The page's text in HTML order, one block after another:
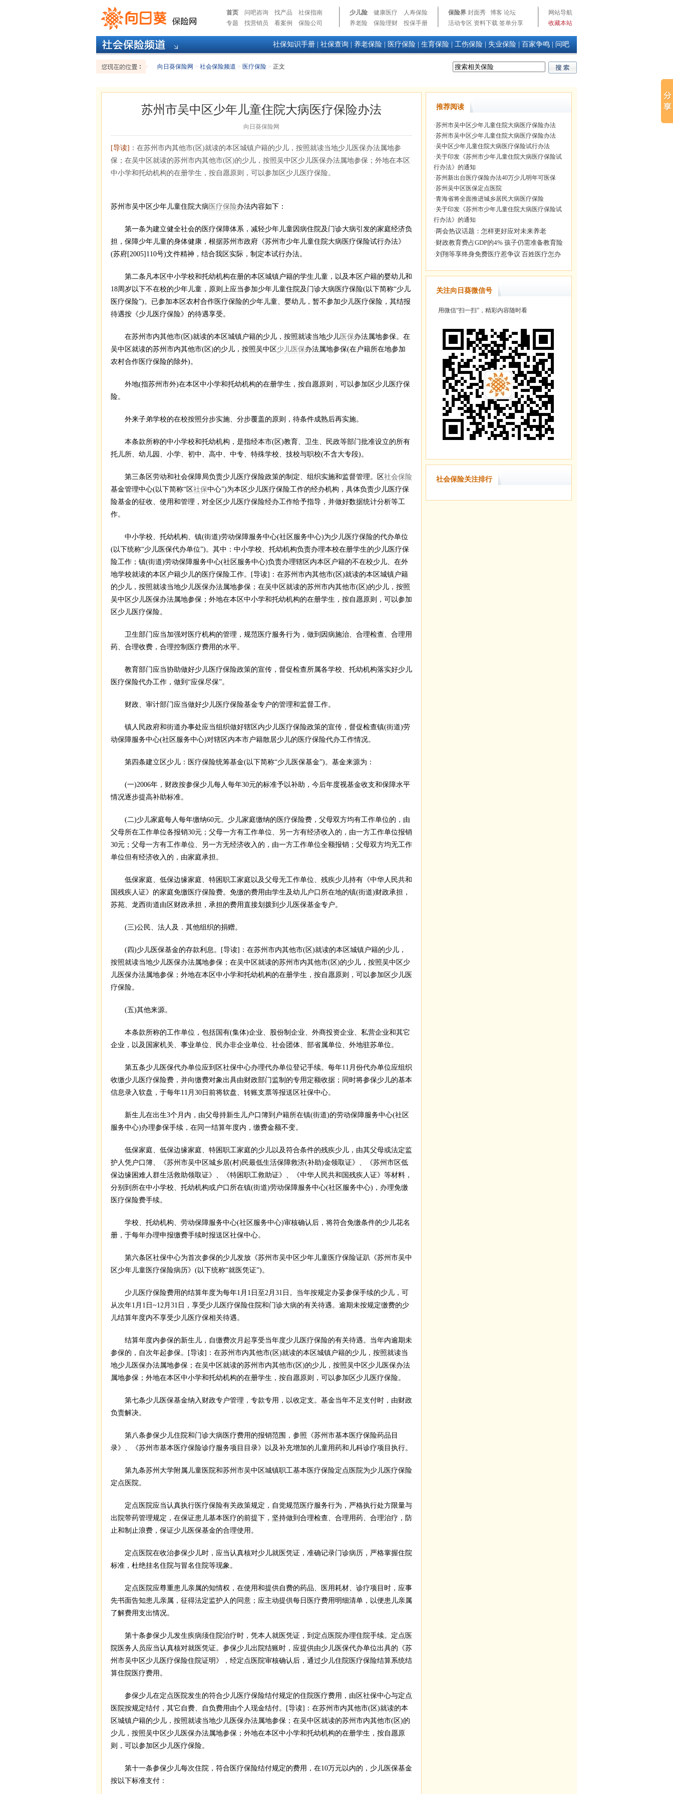
首页 问吧咨询 找产品
社保指南
专题
找营销员 看案例 保险公司
少儿险 健康医疗
人寿保险
养老险
保险理财 投保手册
保险界 封面秀 博客 论坛
活动专区 资料下载 签单分享
网站导航
收藏本站
社保知识手册 社保查询 养老保险 医疗保险 生育保险 工伤保险 失业保险 百家争鸣 问吧
向日葵保险网 > 社会保险频道 > 医疗保险 > 正文
苏州市吴中区少年儿童住院大病医疗保险办法
向日葵保险网
[导读] ：在苏州市内其他市(区)就读的本区城镇户籍的少儿，按照就读当地少儿医保办法属地参
保；在吴中区就读的苏州市内其他市(区)的少儿，按照吴中区少儿医保办法属地参保；外地在本区
中小学和托幼机构的在册学生，按自愿原则，可以参加区少儿医疗保险。
苏州市吴中区少年儿童住院大病 医疗保险办法内容如下：
第一条为建立健全社会的医疗保障体系，减轻少年儿童因病住院及门诊大病引发的家庭经济负
担，保障少年儿童的身体健康，根据苏州市政府《苏州市少年儿童住院大病医疗保险试行办法》
(苏府[2005]110号)文件精神，结合我区实际，制定本试行办法。
第二条凡本区中小学校和托幼机构在册的本区城镇户籍的学生儿童，以及本区户籍的婴幼儿和
18周岁以下不在校的少年儿童，原则上应当参加少年儿童住院及门诊大病医疗保险(以下简称“少儿
医疗保险”)。已参加本区农村合作医疗保险的少年儿童、婴幼儿，暂不参加少儿医疗保险，其结报
待遇按《少儿医疗保险》的待遇享受。
在苏州市内其他市(区)就读的本区城镇户籍的少儿，按照就读当地少儿 医保办法属地参保。在
吴中区就读的苏州市内其他市(区)的少儿，按照吴中区 少儿医保办法属地参保(在户籍所在地参加
农村合作医疗保险的除外)。
外地(指苏州市外)在本区中小学和托幼机构的在册学生，按自愿原则，可以参加区少儿医疗保
险。
外来子弟学校的在校按照分步实施、分步覆盖的原则，待条件成熟后再实施。
本条款所称的中小学校和托幼机构，是指经本市(区)教育、卫生、民政等部门批准设立的所有
托儿所、幼儿园、小学、初中、高中、中专、特殊学校、技校与职校(不含大专段)。
第三条区劳动和社会保障局负责少儿医疗保险政策的制定、组织实施和监督管理。区社会保险
基金管理中心(以下简称“区社保中心”)为本区少儿医疗保险工作的经办机构，具体负责少儿医疗保
险基金的征收、使用和管理，对全区少儿医疗保险经办工作给予指导，并做好数据统计分析等工
作。
中小学校、托幼机构、镇(街道)劳动保障服务中心(社区服务中心)为少儿医疗保险的代办单位
(以下统称“少儿医保代办单位”)。其中：中小学校、托幼机构负责办理本校在册学生的少儿医疗保
险工作；镇(街道)劳动保障服务中心(社区服务中心)负责办理辖区内本区户籍的不在校少儿、在外
地学校就读的本区户籍少儿的医疗保险工作。[导读]：在苏州市内其他市(区)就读的本区城镇户籍
的少儿，按照就读当地少儿医保办法属地参保；在吴中区就读的苏州市内其他市(区)的少儿，按照
吴中区少儿医保办法属地参保；外地在本区中小学和托幼机构的在册学生，按自愿原则，可以参加
区少儿医疗保险。
卫生部门应当加强对医疗机构的管理，规范医疗服务行为，做到因病施治、合理检查、合理用
药、合理收费，合理控制医疗费用的水平。
教育部门应当协助做好少儿医疗保险政策的宣传，督促检查所属各学校、托幼机构落实好少儿
医疗保险代办工作，做到“应保尽保”。
财政、审计部门应当做好少儿医疗保险基金专户的管理和监督工作。
镇人民政府和街道办事处应当组织做好辖区内少儿医疗保险政策的宣传，督促检查镇(街道)劳
动保障服务中心(社区服务中心)对辖区内本市户籍散居少儿的医疗保险代办工作情况。
第四条建立区少儿：医疗保险统筹基金(以下简称“少儿医保基金”)。基金来源为：
(一)2006年，财政按参保少儿每人每年30元的标准予以补助，今后年度视基金收支和保障水平
情况逐步提高补助标准。
(二)少儿家庭每人每年缴纳60元。少儿家庭缴纳的医疗保险费，父母双方均有工作单位的，由
父母所在工作单位各报销30元；父母一方有工作单位、另一方有经济收入的，由一方工作单位报销
30元；父母一方有工作单位、另一方无经济收入的，由一方工作单位全额报销；父母双方均无工作
单位但有经济收入的，由家庭承担。
低保家庭、低保边缘家庭、特困职工家庭以及父母无工作单位、残疾少儿持有《中华人民共和
国残疾人证》的家庭免缴医疗保险费。免缴的费用由学生及幼儿户口所在地的镇(街道)财政承担，
苏苑、龙西街道由区财政承担，承担的费用直接划拨到少儿医保基金专户。
(三)公民、法人及．其他组织的捐赠。
(四)少儿医保基金的存款利息。[导读]：在苏州市内其他市(区)就读的本区城镇户籍的少儿，
按照就读当地少儿医保办法属地参保；在吴中区就读的苏州市内其他市(区)的少儿，按照吴中区少
儿医保办法属地参保；外地在本区中小学和托幼机构的在册学生，按自愿原则，可以参加区少儿医
疗保险。
(五)其他来源。
本条款所称的工作单位，包括国有(集体)企业、股份制企业、外商投资企业、私营企业和其它
企业，以及国家机关、事业单位、民办非企业单位、社会团体、部省属单位、外地驻苏单位。
第五条少儿医保代办单位应到区社保中心办理代办单位登记手续。每年11月份代办单位应组织
收缴少儿医疗保险费，并向缴费对象出具由财政部门监制的专用定额收据；同时将参保少儿的基本
信息录入软盘，于每年11月30日前将软盘、转账支票等报送区社保中心。
新生儿在出生3个月内，由父母持新生儿户口簿到户籍所在镇(街道)的劳动保障服务中心(社区
服务中心)办理参保手续，在同一结算年度内，缴费金额不变。
低保家庭、低保边缘家庭、特困职工家庭的少儿以及符合条件的残疾少儿，由其父母或法定监
护人凭户口簿、《苏州市吴中区城乡居(村)民最低生活保障救济(补助)金领取证》、《苏州市区低
保边缘困难人群生活救助领取证》、《特困职工救助证》、《中华人民共和国残疾人证》等材料，
分别到所在中小学校、托幼机构或户口所在镇(街道)劳动保障服务中心(社区服务中心)，办理免缴
医疗保险费手续。
学校、托幼机构、劳动保障服务中心(社区服务中心)审核确认后，将符合免缴条件的少儿花名
册，于每年办理申报缴费手续时报送区社保中心。
第六条区社保中心为首次参保的少儿发放《苏州市吴中区少年儿童医疗保险证趴《苏州市吴中
区少年儿童医疗保险病历》(以下统称“就医凭证”)。
少儿医疗保险费用的结算年度为每年1月1日至2月31日。当年按规定办妥参保手续的少儿，可
从次年1月1日~12月31日，享受少儿医疗保险住院和门诊大病的有关待遇。逾期未按规定缴费的少
儿结算年度内不享受少儿医疗保相关待遇。
结算年度内参保的新生儿，自缴费次月起享受当年度少儿医疗保险的有关待遇。当年内逾期未
参保的，自次年起参保。[导读]：在苏州市内其他市(区)就读的本区城镇户籍的少儿，按照就读当
地少儿医保办法属地参保；在吴中区就读的苏州市内其他市(区)的少儿，按照吴中区少儿医保办法
属地参保；外地在本区中小学和托幼机构的在册学生，按自愿原则，可以参加区少儿医疗保险。
第七条少儿医保基金纳入财政专户管理，专款专用，以收定支。基金当年不足支付时，由财政
负责解决。
第八条参保少儿住院和门诊大病医疗费用的报销范围，参照《苏州市基本医疗保险药品目
录》、《苏州市基本医疗保险诊疗服务项目目录》以及补充增加的儿童用药和儿科诊疗项目执行。
第九条苏州大学附属儿童医院和苏州市吴中区城镇职工基本医疗保险定点医院为少儿医疗保险
定点医院。
定点医院应当认真执行医疗保险有关政策规定，自觉规范医疗服务行为，严格执行处方限量与
出院带药管理规定，在保证患儿基本医疗的前提下，坚持做到合理检查、合理用药、合理治疗，防
止和制止浪费，保证少儿医保基金的合理使用。
定点医院在收治参保少儿时，应当认真核对少儿就医凭证，准确记录门诊病历，严格掌握住院
标准，杜绝挂名住院与冒名住院等现象。
定点医院应尊重患儿亲属的知情权，在使用和提供自费的药品、医用耗材、诊疗项目时，应事
先书面告知患儿亲属，征得法定监护人的同意；应主动提供每日医疗费用明细清单，以便患儿亲属
了解费用支出情况。
第十条参保少儿发生疾病须住院治疗时，凭本人就医凭证，到定点医院办理住院手续。定点医
院医务人员应当认真核对就医凭证。参保少儿出院结账时，应提供由少儿医保代办单位出具的《苏
州市吴中区少儿医疗保险住院证明》，经定点医院审核确认后，通过少儿住院医疗保险结算系统结
算住院医疗费用。
参保少儿在定点医院发生的符合少儿医疗保险结付规定的住院医疗费用，由区社保中心与定点
医院按规定结付，其它自费、自负费用由个人现金结付。[导读]：在苏州市内其他市(区)就读的本
区城镇户籍的少儿，按照就读当地少儿医保办法属地参保；在吴中区就读的苏州市内其他市(区)的
少儿，按照吴中区少儿医保办法属地参保；外地在本区中小学和托幼机构的在册学生，按自愿原
则，可以参加区少儿医疗保险。
第十一条参保少儿每次住院，符合医疗保险结付规定的费用，在10万元以内的，少儿医保基金
按以下标准支付：
推荐阅读
·苏州市吴中区少年儿童住院大病医疗保险办法
·苏州市吴中区少年儿童住院大病医疗保险办法
·吴中区少年儿童住院大病医疗保险试行办法
·关于印发《苏州市少年儿童住院大病医疗保险试
行办法》的通知
·苏州新出台医疗保险办法40万少儿明年可医保
·苏州吴中区医保定点医院
·青海省将全面推进城乡居民大病医疗保险
·关于印发《苏州市少年儿童住院大病医疗保险试
行办法》的通知
关注向日葵微信号
用微信“扫一扫”，精彩内容随时看
社会保险关注排行